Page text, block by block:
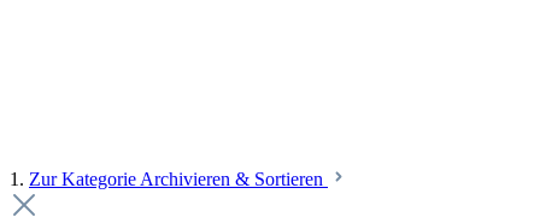
1. Zur Kategorie Archivieren & Sortieren